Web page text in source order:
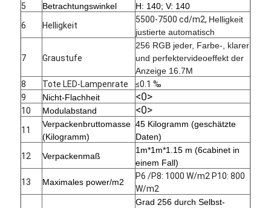
5 Betrachtungswinkel
H: 140; V: 140
6
Helligkeit
5500-7500 cd/m2, Helligkeit
justierte automatisch
7 Graustufe
256 RGB jeder, Farbe-, klarer
und perfektervideoeffekt der
Anzeige 16.7M
8
Tote LED-Lampenrate
≤0.1 ‰
9
Nicht-Flachheit <0>
10 Modulabstand <0>
11
Verpackenbruttomasse
(Kilogramm)
45 Kilogramm (geschätzte
Daten)
12
Verpackenmaß
1m*1m*1.15 m (6cabinet in
einem Fall)
13
Maximales power/m2
P6 /P8: 1000 W/m2 P10: 800
W/m2
Grad 256 durch Selbst-